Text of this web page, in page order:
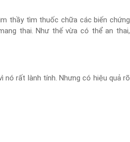
thầy tìm thuốc chữa các biến chứng
thai. Như thế vừa có thể an thai,
nó rất lành tính. Nhưng có hiệu quả rõ